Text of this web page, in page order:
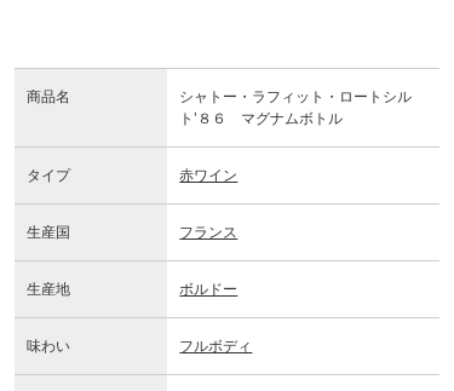
商品名
シャトー・ラフィット・ロートシル
ト’８６ マグナムボトル
タイプ 赤ワイン
生産国 フランス
生産地 ボルドー
味わい フルボディ